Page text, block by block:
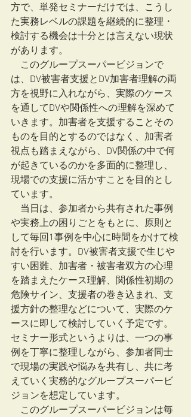
方で、単発セミナーだけでは、こうし
た実務レベルの課題を継続的に整理・
検討する機会は十分とは言えない現状
があります。
このグループスーパービジョンで
は、DV被害者支援とDV加害者理解の両
方を視野に入れながら、実際のケース
を通してDVや関係性への理解を深めて
いきます。加害者を支援することその
ものを目的とするのではなく、加害者
視点も踏まえながら、DV関係の中で何
が起きているのかを多面的に整理し、
現場での支援に活かすことを目的とし
ています。
当日は、参加者から共有された事例
や実務上の困りごとをもとに、原則と
して毎回1事例を中心に時間をかけて検
討を行います。DV被害者支援で生じや
すい困難、加害者・被害者双方の心理
を踏まえたケース理解、関係性初期の
危険サイン、支援者の巻き込まれ、支
援方針の整理などについて、実際のケ
ースに即して検討していく予定です。
セミナー形式というよりは、一つの事
例を丁寧に整理しながら、参加者同士
で現場の実践や悩みを共有し、共に考
えていく実務的なグループスーパービ
ジョンを想定しています。
このグループスーパービジョンは毎